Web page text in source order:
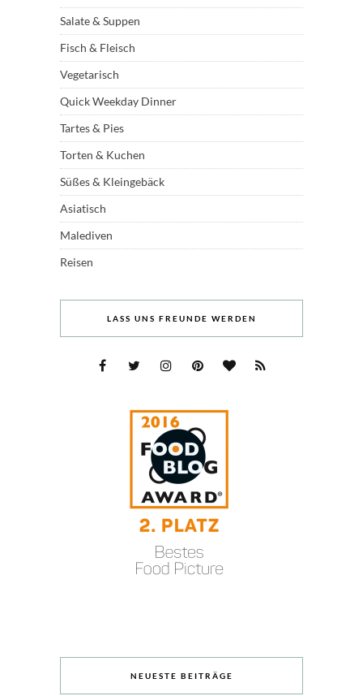
Salate & Suppen
Fisch & Fleisch
Vegetarisch
Quick Weekday Dinner
Tartes & Pies
Torten & Kuchen
Süßes & Kleingebäck
Asiatisch
Malediven
Reisen
LASS UNS FREUNDE WERDEN
NEUESTE BEITRÄGE